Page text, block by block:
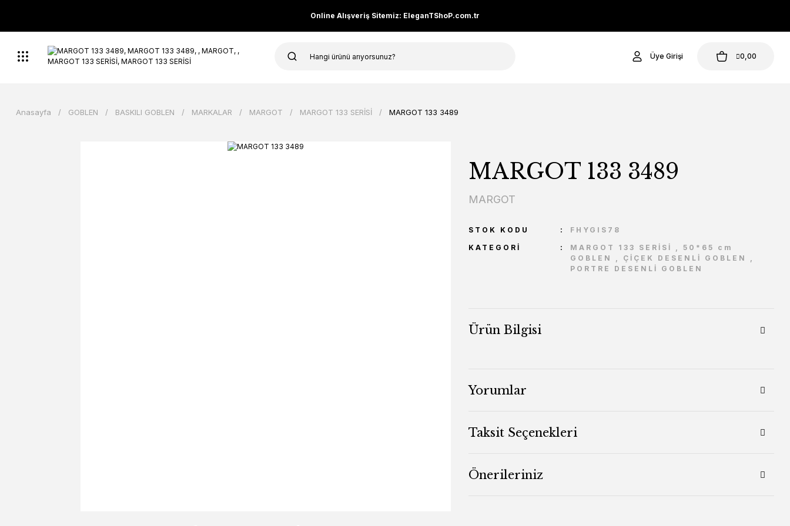
Online Alışveriş Sitemiz: EleganTShoP.com.tr
Üye Girişi 0,00
Anasayfa GOBLEN BASKILI GOBLEN MARKALAR MARGOT MARGOT 133 SERİSİ MARGOT 133 3489
MARGOT 133 3489
MARGOT
STOK KODU
FHYGIS78
KATEGORI
MARGOT 133 SERİSİ , 50*65 cm
GOBLEN
, ÇİÇEK DESENLİ GOBLEN
,
PORTRE DESENLİ GOBLEN
Ürün Bilgisi
Yorumlar
Taksit Seçenekleri
Önerileriniz